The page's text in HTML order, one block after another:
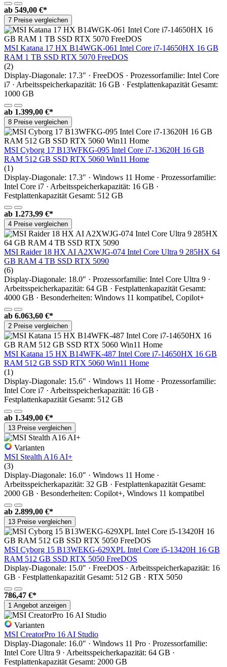
ab 549,00 €*
7 Preise vergleichen
MSI Katana 17 HX B14WGK-061 Intel Core i7-14650HX 16 GB
RAM 1 TB SSD RTX 5070 FreeDOS
(2)
Display-Diagonale: 17.3" · FreeDOS · Prozessorfamilie: Intel Core
i7 · Arbeitsspeicherkapazität: 16 GB · Festplattenkapazität Gesamt:
1000 GB
ab 1.399,00 €*
8 Preise vergleichen
MSI Cyborg 17 B13WFKG-095 Intel Core i7-13620H 16 GB
RAM 512 GB SSD RTX 5060 Win11 Home
(1)
Display-Diagonale: 17.3" · Windows 11 Home · Prozessorfamilie:
Intel Core i7 · Arbeitsspeicherkapazität: 16 GB ·
Festplattenkapazität Gesamt: 512 GB
ab 1.273,99 €*
4 Preise vergleichen
MSI Raider 18 HX AI A2XWJG-074 Intel Core Ultra 9 285HX 64
GB RAM 4 TB SSD RTX 5090
(6)
Display-Diagonale: 18.0" · Prozessorfamilie: Intel Core Ultra 9 ·
Arbeitsspeicherkapazität: 64 GB · Festplattenkapazität Gesamt:
4000 GB · Besonderheiten: Windows 11 kompatibel, Copilot+
ab 6.063,60 €*
2 Preise vergleichen
MSI Katana 15 HX B14WFK-487 Intel Core i7-14650HX 16 GB
RAM 512 GB SSD RTX 5060 Win11 Home
(1)
Display-Diagonale: 15.6" · Windows 11 Home · Prozessorfamilie:
Intel Core i7 · Arbeitsspeicherkapazität: 16 GB ·
Festplattenkapazität Gesamt: 512 GB
ab 1.349,00 €*
13 Preise vergleichen
Varianten
MSI Stealth A16 AI+
(3)
Display-Diagonale: 16.0" · Windows 11 Home ·
Arbeitsspeicherkapazität: 32 GB · Festplattenkapazität Gesamt:
2000 GB · Besonderheiten: Copilot+, Windows 11 kompatibel
ab 2.899,00 €*
13 Preise vergleichen
MSI Cyborg 15 B13WEKG-629XPL Intel Core i5-13420H 16 GB
RAM 512 GB SSD RTX 5050 FreeDOS
Display-Diagonale: 15.0" · FreeDOS · Arbeitsspeicherkapazität: 16
GB · Festplattenkapazität Gesamt: 512 GB · RTX 5050
786,47 €*
1 Angebot anzeigen
Varianten
MSI CreatorPro 16 AI Studio
Display-Diagonale: 16.0" · Windows 11 Pro · Prozessorfamilie:
Intel Core Ultra 9 · Arbeitsspeicherkapazität: 64 GB ·
Festplattenkapazität Gesamt: 2000 GB